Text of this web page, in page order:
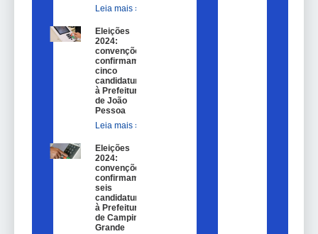
Leia mais »
Eleições
2024:
convenções
confirmam
cinco
candidaturas
à Prefeitura
de João
Pessoa
Leia mais »
Eleições
2024:
convenções
confirmam
seis
candidaturas
à Prefeitura
de Campina
Grande